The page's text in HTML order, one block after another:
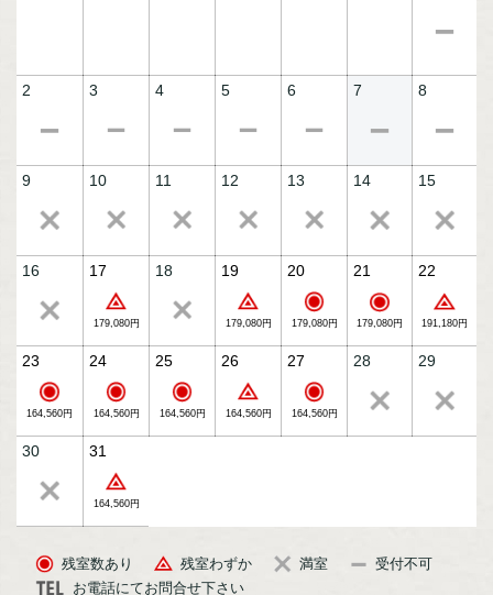
【露天風呂付・湖側】霞の座スイート（イメージ）
2 3 4 5 6 7 8
9 10 11 12 13 14 15
16 17
179,080円
18 19
179,080円
20
179,080円
21
179,080円
22
191,180円
23
164,560円
24
164,560円
25
164,560円
26
164,560円
27
164,560円
28 29
30 31
164,560円
残室数あり 残室わずか 満室
受付不可
お電話にてお問合せ下さい